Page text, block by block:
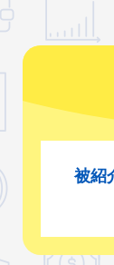
被紹